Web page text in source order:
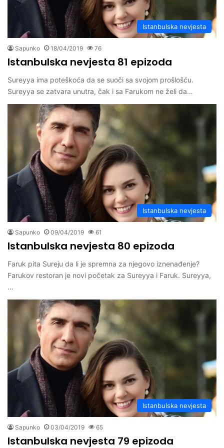
Istanbulska nevjesta
Sapunko 18/04/2019 76
Istanbulska nevjesta 81 epizoda
Sureyya ima poteškoća da se suoči sa svojom prošlošću.
Sureyya se zatvara unutra, čak i sa Farukom ne želi da…
Istanbulska nevjesta
Sapunko 09/04/2019 61
Istanbulska nevjesta 80 epizoda
Faruk pita Sureju da li je spremna za njegovo iznenađenje?
Farukov restoran je novi početak za Sureyya i Faruk. Sureyya,
…
Istanbulska nevjesta
Sapunko 03/04/2019 65
Istanbulska nevjesta 79 epizoda